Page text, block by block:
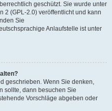
geschützt. Sie wurde unter
2 (GPL-2.0) veröffentlicht und kann
Sie
Anlaufstelle ist unter
geschrieben. Wenn Sie denken,
sollte, dann besuchen Sie
Vorschläge abgeben oder